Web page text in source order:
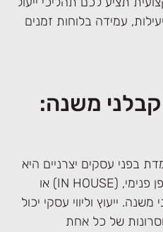
עמידה בלוחות זמנים
קבלני משנה:
בפני עסקים יצרניים היא
האם לייצר את המוצרים באופן פנימי, (IN HOUSE) או
ייעוץ וליווי עסקי יכול
של כל אחת